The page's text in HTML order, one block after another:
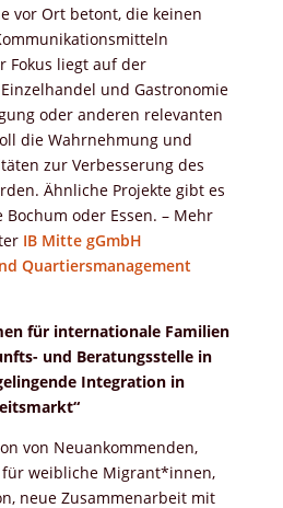
vor Ort betont, die keinen
Fokus liegt auf der
und Gastronomie
oder anderen relevanten
die Wahrnehmung und
zur Verbesserung des
Ähnliche Projekte gibt es
oder Essen. – Mehr
IB Mitte gGmbH
Quartiersmanagement
für internationale Familien
und Beratungsstelle in
Integration in
von Neuankommenden,
für weibliche Migrant*innen,
neue Zusammenarbeit mit